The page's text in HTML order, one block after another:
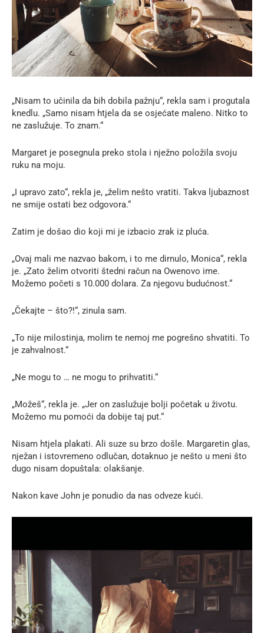
„Nisam to učinila da bih dobila pažnju“, rekla sam i progutala
knedlu. „Samo nisam htjela da se osjećate maleno. Nitko to
ne zaslužuje. To znam.“
Margaret je posegnula preko stola i nježno položila svoju
ruku na moju.
„I upravo zato“, rekla je, „želim nešto vratiti. Takva ljubaznost
ne smije ostati bez odgovora.“
Zatim je došao dio koji mi je izbacio zrak iz pluća.
„Ovaj mali me nazvao bakom, i to me dirnulo, Monica“, rekla
je. „Zato želim otvoriti štedni račun na Owenovo ime.
Možemo početi s 10.000 dolara. Za njegovu budućnost.“
„Čekajte – što?!“, zinula sam.
„To nije milostinja, molim te nemoj me pogrešno shvatiti. To
je zahvalnost.“
„Ne mogu to … ne mogu to prihvatiti.“
„Možeš“, rekla je. „Jer on zaslužuje bolji početak u životu.
Možemo mu pomoći da dobije taj put.“
Nisam htjela plakati. Ali suze su brzo došle. Margaretin glas,
nježan i istovremeno odlučan, dotaknuo je nešto u meni što
dugo nisam dopuštala: olakšanje.
Nakon kave John je ponudio da nas odveze kući.